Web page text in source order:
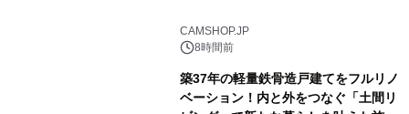
CAMSHOP.JP
8時間前
築37年の軽量鉄骨造戸建てをフルリノ
ベーション！内と外をつなぐ「土間リ